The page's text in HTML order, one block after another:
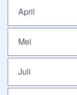
April
Mei
Juli